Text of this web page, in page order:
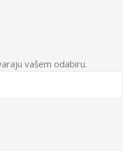
vašem odabiru.